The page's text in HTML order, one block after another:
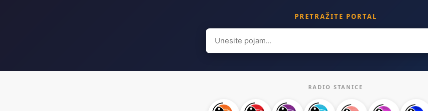
PRETRAŽITE PORTAL
Search
for:
RADIO STANICE